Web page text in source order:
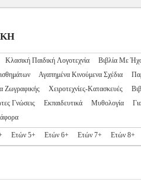
Κλασική Παιδική Λογοτεχνία Βιβλία Με
Αγαπημένα Κινούμενα Σχέδια
Ζωγραφικής Χειροτεχνίες-Κατασκευές
Γνώσεις Εκπαιδευτικά Μυθολογία
Ετών 5+ Ετών 6+ Ετών 7+ Ετών 8+